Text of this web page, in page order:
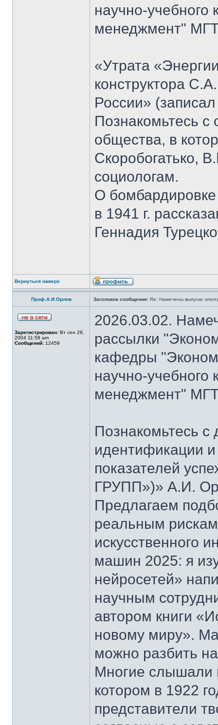
научно-
менеджмент"
«Утрата
конструктора
России»
Познакомьтесь
общества, в
Скоробогатько,
социологам.
О
в 1941 г.
Геннадия
Вернуться наверх
Проф.А.И.Орлов Заголовок сообщения: Re: Намечены выпуски
Зарегистрирован: Вт сен 28,
2004 11:58 am
Сообщений: 12459
2026.03.02.
рассылки
кафедры
научно-
менеджмент"
Познакомьтесь
идентификации
показателей
ГРУПП»)» А.И.
Предлагаем
реальным
искусственного
машин 2025: я
нейросетей»
научным
автором книги
новому миру».
можно разбить
Многие слышали
котором в 1922
представители